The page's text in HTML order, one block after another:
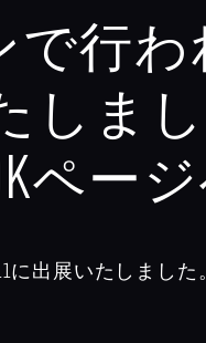
行わ
しま
ペー
出展いたしまし